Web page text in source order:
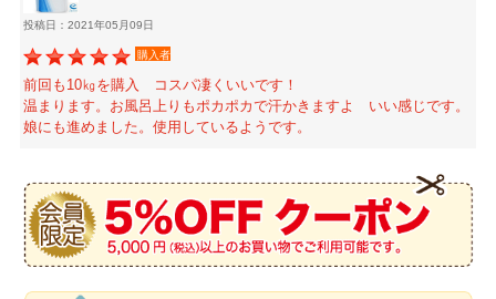
投稿日：2021年05月09日
購入者
前回も10㎏を購入 コスパ凄くいいです！
温まります。お風呂上りもポカポカで汗かきますよ いい感じです。
娘にも進めました。使用しているようです。